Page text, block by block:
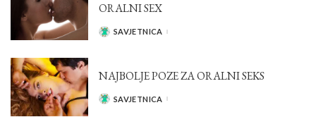
ORALNI SEX
POSTED
SAVJETNICA
NAJBOLJE POZE ZA ORALNI SEKS
POSTED
SAVJETNICA